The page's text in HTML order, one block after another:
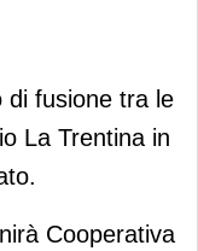
di fusione
di fusione tra le
La Trentina in
Cooperativa